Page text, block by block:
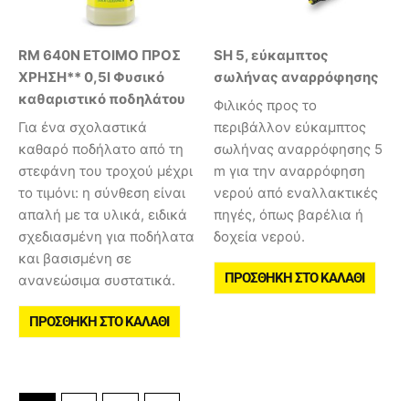
RM 640N ΕΤΟΙΜΟ ΠΡΟΣ
ΧΡΗΣΗ** 0,5l Φυσικό
καθαριστικό ποδηλάτου
Για ένα σχολαστικά
καθαρό ποδήλατο από τη
στεφάνη του τροχού μέχρι
το τιμόνι: η σύνθεση είναι
απαλή με τα υλικά, ειδικά
σχεδιασμένη για ποδήλατα
και βασισμένη σε
ανανεώσιμα συστατικά.
ΠΡΟΣΘΉΚΗ ΣΤΟ ΚΑΛΆΘΙ
SH 5, εύκαμπτος
σωλήνας αναρρόφησης
Φιλικός προς το
περιβάλλον εύκαμπτος
σωλήνας αναρρόφησης 5
m για την αναρρόφηση
νερού από εναλλακτικές
πηγές, όπως βαρέλια ή
δοχεία νερού.
ΠΡΟΣΘΉΚΗ ΣΤΟ ΚΑΛΆΘΙ